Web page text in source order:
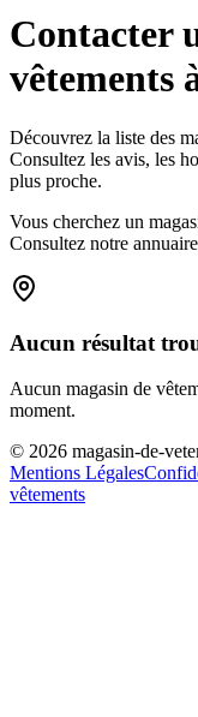
Contacter
vêtements
Découvrez la liste des
Consultez les avis, les
plus proche.
Vous cherchez un
Consultez notre
Aucun résultat
Aucun magasin de
moment.
© 2026 magasin-de-
Mentions Légales
vêtements